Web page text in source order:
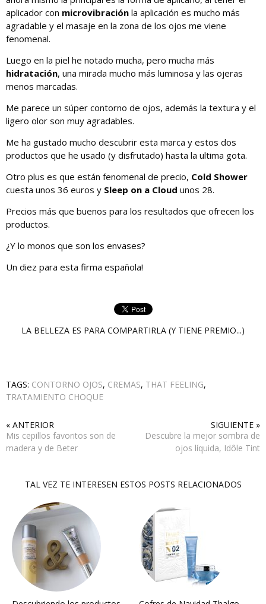
aplicador con microvibración la aplicación es mucho más
agradable y el masaje en la zona de los ojos me viene
fenomenal.
Luego en la piel he notado mucha, pero mucha más
hidratación, una mirada mucho más luminosa y las ojeras
menos marcadas.
Me parece un súper contorno de ojos, además la textura y el
ligero olor son muy agradables.
Me ha gustado mucho descubrir esta marca y estos dos
productos que he usado (y disfrutado) hasta la ultima gota.
Otro plus es que están fenomenal de precio, Cold Shower
cuesta unos 36 euros y Sleep on a Cloud unos 28.
Precios más que buenos para los resultados que ofrecen los
productos.
¿Y lo monos que son los envases?
Un diez para esta firma española!
LA BELLEZA ES PARA COMPARTIRLA (Y TIENE PREMIO...)
TAGS: CONTORNO OJOS, CREMAS, THAT FEELING,
TRATAMIENTO CHOQUE
« ANTERIOR
Mis cepillos favoritos son de
madera y de Beter
SIGUIENTE »
Descubre la mejor sombra de
ojos líquida, Idôle Tint
TAL VEZ TE INTERESEN ESTOS POSTS RELACIONADOS